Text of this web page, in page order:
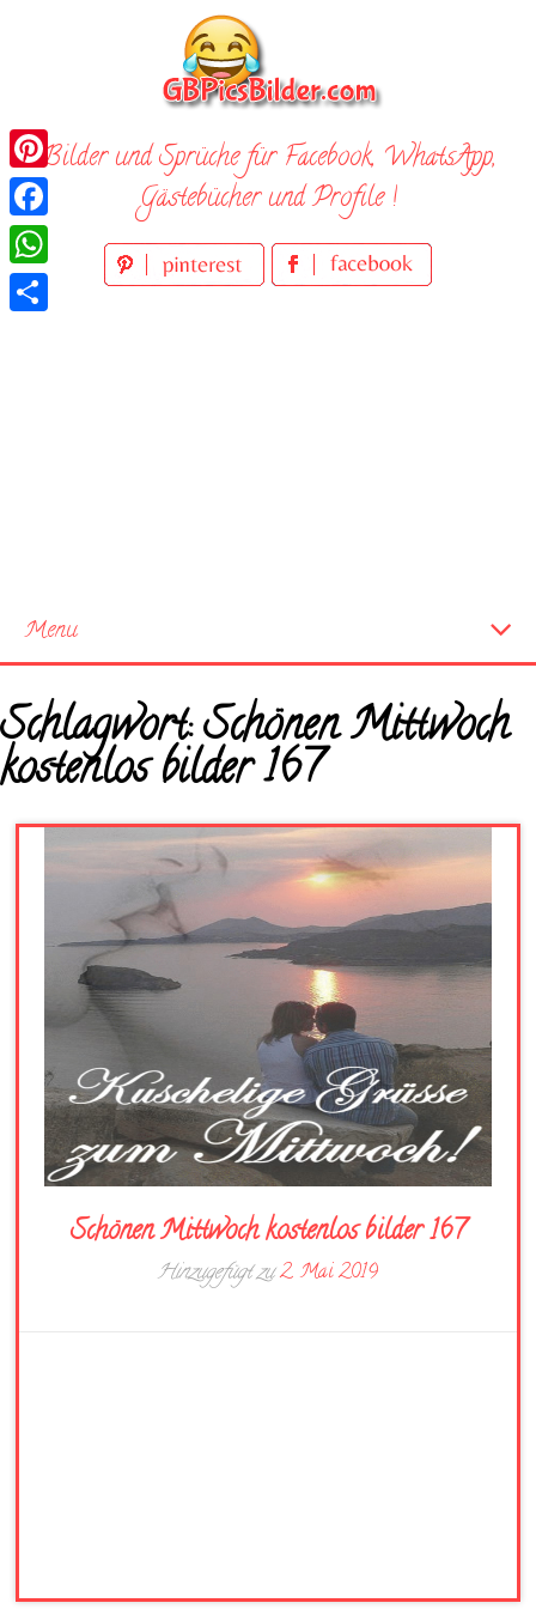
Bilder und Sprüche für Facebook, WhatsApp,
Gästebücher und Profile !
Menu
Startseite
Neue Bilder
Schlagwort:Schönen Mittwoch
kostenlos bilder 167
Schönen Mittwoch kostenlos bilder 167
Hinzugefügt zu2. Mai 2019
Pinterest
Facebook
WhatsApp